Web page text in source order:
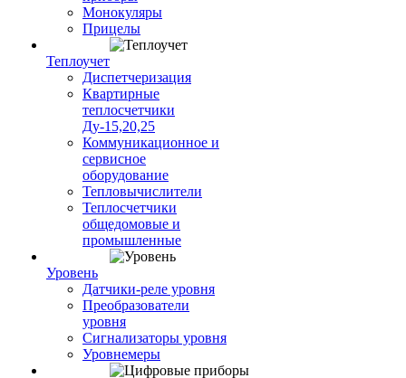
Монокуляры
Прицелы
Теплоучет
Диспетчеризация
Квартирные
теплосчетчики
Ду-15,20,25
Коммуникационное и
сервисное
оборудование
Тепловычислители
Теплосчетчики
общедомовые и
промышленные
Уровень
Датчики-реле уровня
Преобразователи
уровня
Сигнализаторы уровня
Уровнемеры